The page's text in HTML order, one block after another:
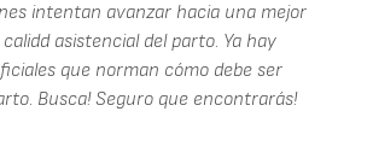
intentan avanzar hacia una mejor
asistencial del parto. Ya hay
que norman cómo debe ser
Busca! Seguro que encontrarás!